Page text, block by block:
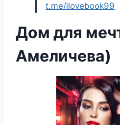
t.me/ilovebook99
Дом для
Амеличева)